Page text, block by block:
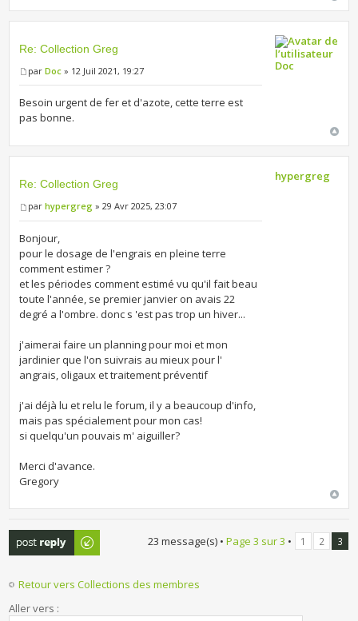
Re: Collection Greg
parDoc » 12 Juil 2021, 19:27
Besoin urgent de fer et d'azote, cette terre est
pas bonne.
Doc
Re: Collection Greg
parhypergreg » 29 Avr 2025, 23:07
Bonjour,
pour le dosage de l'engrais en pleine terre
comment estimer ?
et les périodes comment estimé vu qu'il fait beau
toute l'année, se premier janvier on avais 22
degré a l'ombre. donc s 'est pas trop un hiver...
j'aimerai faire un planning pour moi et mon
jardinier que l'on suivrais au mieux pour l'
angrais, oligaux et traitement préventif
j'ai déjà lu et relu le forum, il y a beaucoup d'info,
mais pas spécialement pour mon cas!
si quelqu'un pouvais m' aiguiller?
Merci d'avance.
Gregory
hypergreg
Publier une
réponse
23 message(s) • Page 3 sur3 • 1 2 3
Retour vers Collections des membres
Aller vers :